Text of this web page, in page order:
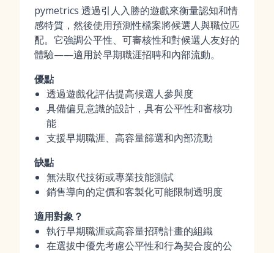
pymetrics 透過引人入勝的遊戲來衡量認知和情
感特質，然後使用預測性檔案將候選人與職位匹
配。它強調公平性、可審核性和對候選人友好的
體驗——適用於早期職涯招聘和內部流動。
優點
透過遊戲化評估提高候選人參與度
具備偏見意識的設計，具有公平性和審核功
能
支援早期職涯、高容量篩選和內部流動
缺點
無法取代技術或專業技能測試
銷售導向的定價和客製化可能限制透明度
適用對象？
執行早期職涯或高容量招聘計畫的組織
在選拔中優先考慮公平性和行為契合度的公